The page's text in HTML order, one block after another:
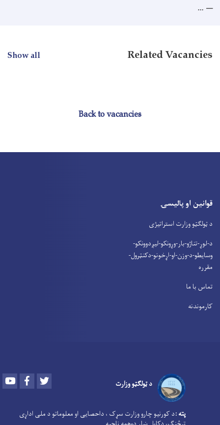
...
Related Vacancies
Show all
Back to vacancies
قوانین او پالیسۍ
د ټولګټو وزارت استراتیژی
د-لوړ-تناژو-بار-وړونکو-لیږدوونکو-
وسایطو-د-وزن-او-اړخونو-دکنټرول-
مقرره
تماس با ما
کارموندنه
د ټولګټو وزارت Youtube Facebook
پته :د کورنیو چارو وزارت سړک ، داحصایی او معلوماتو د ملی اداړی